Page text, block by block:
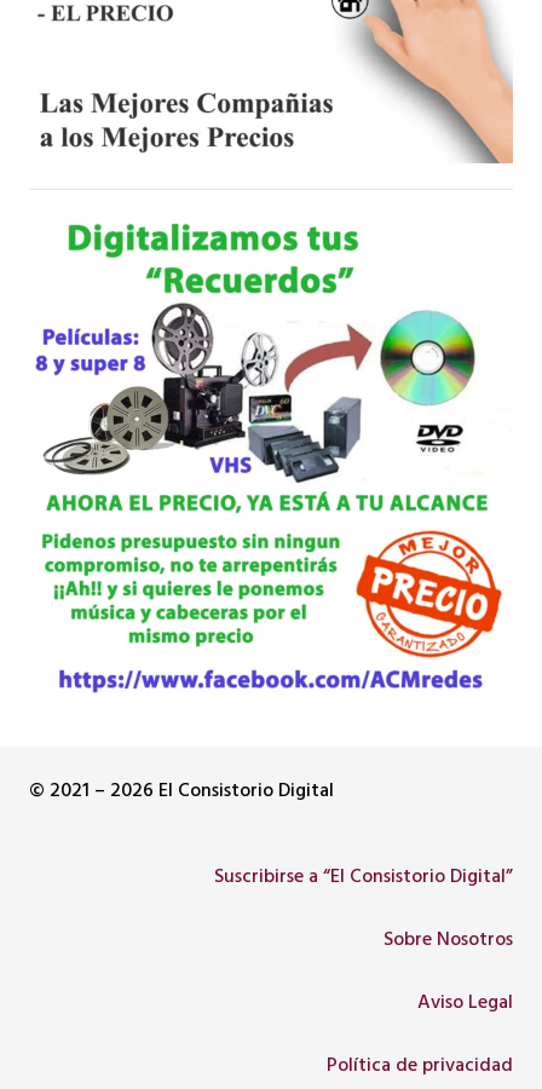
© 2021 – 2026 El Consistorio Digital
Suscribirse a “El Consistorio Digital”
Sobre Nosotros
Aviso Legal
Política de privacidad